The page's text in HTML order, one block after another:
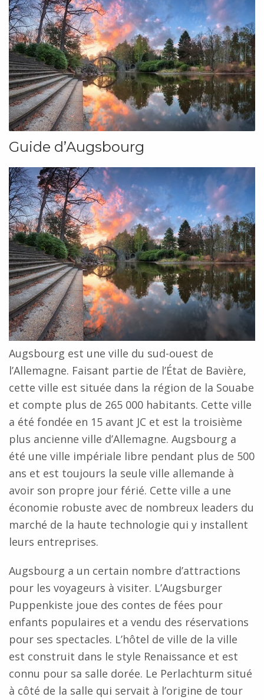
Guide d’Augsbourg
Augsbourg est une ville du sud-ouest de
l’Allemagne. Faisant partie de l’État de Bavière,
cette ville est située dans la région de la Souabe
et compte plus de 265 000 habitants. Cette ville
a été fondée en 15 avant JC et est la troisième
plus ancienne ville d’Allemagne. Augsbourg a
été une ville impériale libre pendant plus de 500
ans et est toujours la seule ville allemande à
avoir son propre jour férié. Cette ville a une
économie robuste avec de nombreux leaders du
marché de la haute technologie qui y installent
leurs entreprises.
Augsbourg a un certain nombre d’attractions
pour les voyageurs à visiter. L’Augsburger
Puppenkiste joue des contes de fées pour
enfants populaires et a vendu des réservations
pour ses spectacles. L’hôtel de ville de la ville
est construit dans le style Renaissance et est
connu pour sa salle dorée. Le Perlachturm situé
à côté de la salle qui servait à l’origine de tour